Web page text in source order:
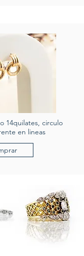
14quilates, circulo
en lineas